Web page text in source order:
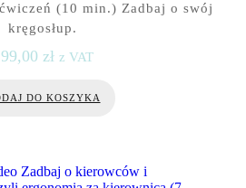
(10 min.) Zadbaj o swój
kręgosłup.
zł z VAT
DO KOSZYKA